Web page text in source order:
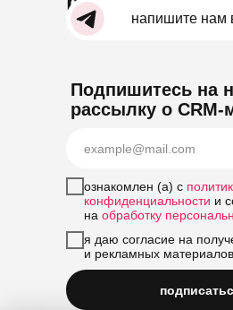
Подпишитесь на
рассылку о CRM-
ознакомлен (а) с
конфиденциальности и
на обработку
я даю согласие на
и рекламных материалов
напишите нам